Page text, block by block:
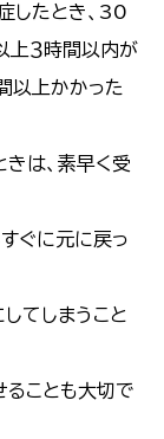
したとき、30
上３時間以内が
以上かかった
きは、素早く受
ぐに元に戻っ
してしまうこと
ることも大切で